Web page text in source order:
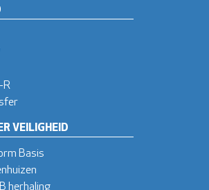
R
VEILIGHEID
Basis
herhaling